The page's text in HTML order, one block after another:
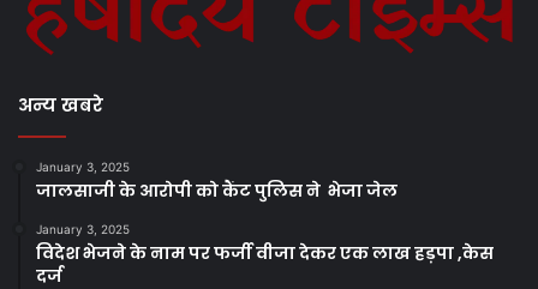
अन्य खबरे
January 3, 2025
जालसाजी के आरोपी को कैंट पुलिस ने भेजा जेल
January 3, 2025
विदेश भेजने के नाम पर फर्जी वीजा देकर एक लाख हड़पा ,केस
दर्ज